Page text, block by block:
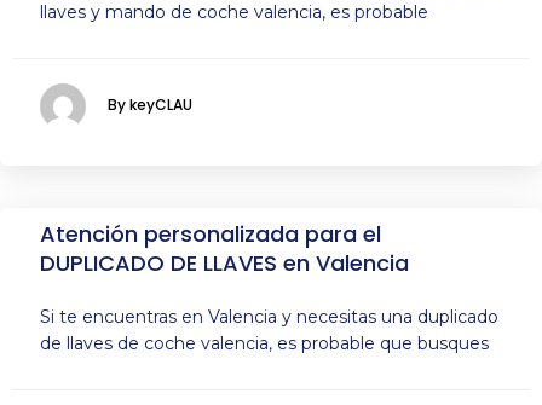
llaves y mando de coche valencia, es probable
By keyCLAU
Atención personalizada para el
DUPLICADO DE LLAVES en Valencia
Si te encuentras en Valencia y necesitas una duplicado
de llaves de coche valencia, es probable que busques